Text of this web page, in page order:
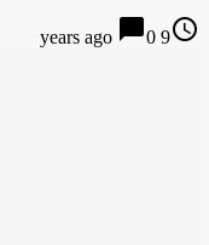
access_time
9 years ago
chat_bubble0